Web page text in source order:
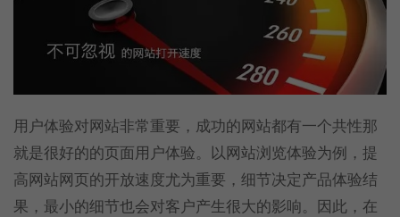
用户体验对网站非常重要，成功的网站都有一个共性那
就是很好的的页面用户体验。以网站浏览体验为例，提
高网站网页的开放速度尤为重要，细节决定产品体验结
果，最小的细节也会对客户产生很大的影响。因此，在